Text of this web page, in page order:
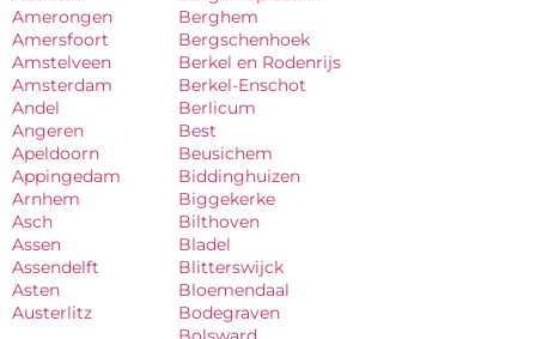
Amerongen
Amersfoort
Amstelveen
Amsterdam
Andel
Angeren
Apeldoorn
Appingedam
Arnhem
Asch
Assen
Assendelft
Asten
Austerlitz
Berghem
Bergschenhoek
Berkel en Rodenrijs
Berkel-Enschot
Berlicum
Best
Beusichem
Biddinghuizen
Biggekerke
Bilthoven
Bladel
Blitterswijck
Bloemendaal
Bodegraven